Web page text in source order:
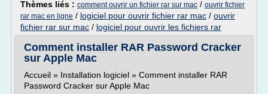
Thèmes liés : comment ouvrir un fichier rar sur mac / ouvrir fichier
rar mac en ligne / logiciel pour ouvrir fichier rar mac / ouvrir
fichier rar sur mac / logiciel pour ouvrir les fichiers rar
Comment installer RAR Password Cracker
sur Apple Mac
Accueil » Installation logiciel » Comment installer RAR
Password Cracker sur Apple Mac